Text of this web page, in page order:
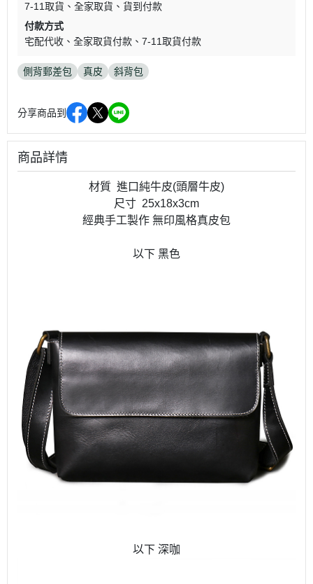
7-11取貨
全家取貨
貨到付款
付款方式
宅配代收
全家取貨付款 7-11取貨付款
側背郵差包 真皮 斜背包
分享商品到
商品詳情
材質 進口純牛皮(頭層牛皮)
尺寸 25x18x3cm
經典手工製作 無印風格真皮包
以下 黑色
以下 深咖